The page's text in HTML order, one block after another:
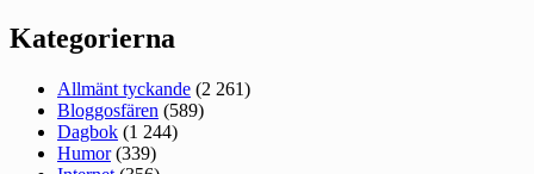
Kategorierna
Allmänt tyckande (2 261)
Bloggosfären (589)
Dagbok (1 244)
Humor(339)